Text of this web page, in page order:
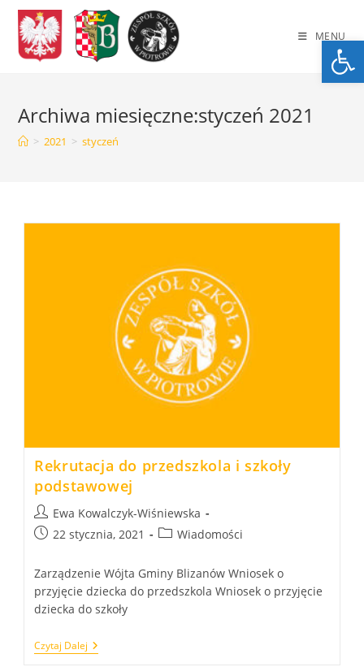
Skip
content
MENU
Archiwa miesięczne:styczeń 2021
> 2021 > styczeń
Rekrutacja do przedszkola i szkoły
podstawowej
Post
author:
Ewa Kowalczyk-Wiśniewska
Post22 stycznia, 2021
PostWiadomości
Zarządzenie Wójta Gminy Blizanów Wniosek o
przyjęcie dziecka do przedszkola Wniosek o przyjęcie
dziecka do szkoły
Czytaj Dalej Rekrutacja
Do